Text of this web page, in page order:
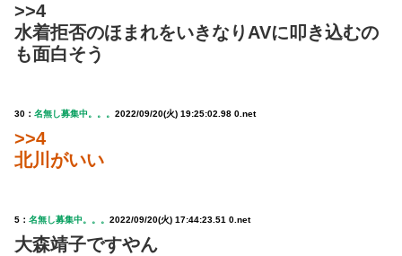
>>4
水着拒否のほまれをいきなりAVに叩き込むの
も面白そう
30： 名無し募集中。。。 2022/09/20(火) 19:25:02.98 0.net
>>4
北川がいい
5： 名無し募集中。。。 2022/09/20(火) 17:44:23.51 0.net
大森靖子ですやん